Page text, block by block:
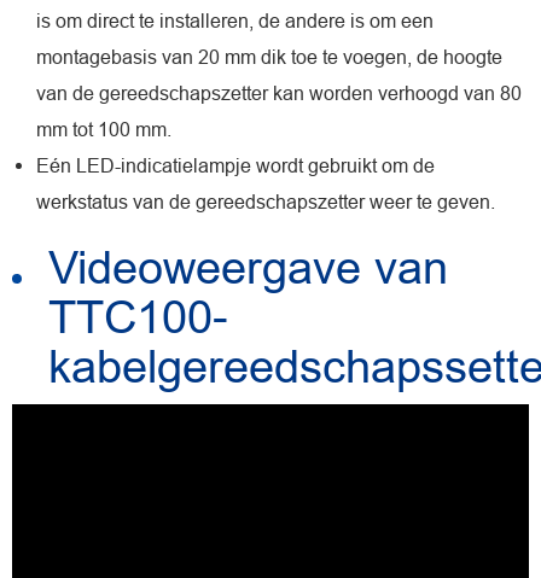
is om direct te installeren, de andere is om een
montagebasis van 20 mm dik toe te voegen, de hoogte
van de gereedschapszetter kan worden verhoogd van 80
mm tot 100 mm.
Eén LED-indicatielampje wordt gebruikt om de
werkstatus van de gereedschapszetter weer te geven.
Videoweergave van
TTC100-